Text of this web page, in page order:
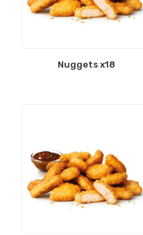
Nuggets x18